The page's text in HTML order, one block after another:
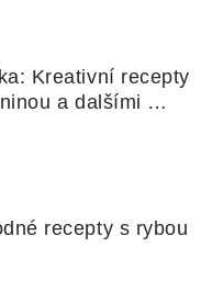
Kreativní recepty
a dalšími
recepty s rybou